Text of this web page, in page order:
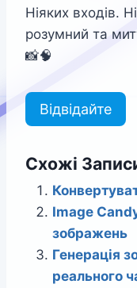
Ніяких входів.
розумний та
📸🧠
Відвідайте
Схожі
Image
зображень
Генерація
реального